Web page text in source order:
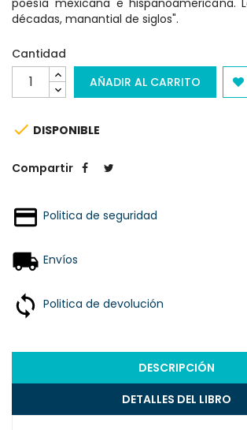
décadas, manantial de siglos".
Cantidad
AÑADIR AL CARRITO
 DISPONIBLE
Compartir
Politica de seguridad
Envíos
Politica de devolución
DESCRIPCIÓN
DETALLES DEL LIBRO